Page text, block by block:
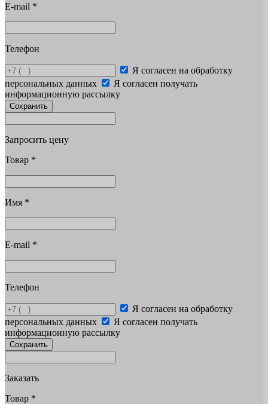
E-mail *
Телефон
Я согласен на обработку
персональных данных
Я согласен получать
информационную рассылку
Сохранить
Запросить цену
Товар *
Имя *
E-mail *
Телефон
Я согласен на обработку
персональных данных
Я согласен получать
информационную рассылку
Сохранить
Заказать
Товар *